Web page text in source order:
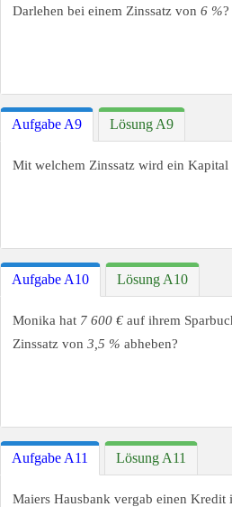
Darlehen bei einem Zinssatz von 6 %?
Aufgabe A9 Lösung A9
Mit welchem Zinssatz wird ein Kapital
Aufgabe A10 Lösung A10
Monika hat 7 600 € auf ihrem
Zinssatz von 3,5 % abheben?
Aufgabe A11 Lösung A11
Maiers Hausbank vergab einen Kredit